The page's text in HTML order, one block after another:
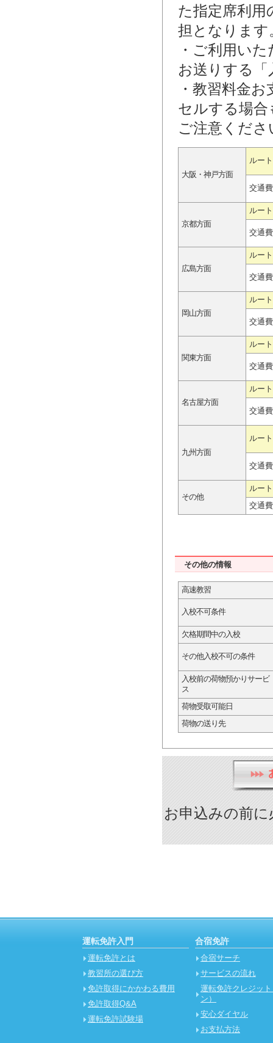
た指定席利用
担となります
・ご利用い
お送りする
・教習料金
セルする場
ご注意くださ
大阪・神戸方面
ルート
交通
京都方面
ルート
交通
広島方面
ルート
交通
岡山方面
ルート
交通
関東方面
ルート
交通
名古屋方面
ルート
交通
九州方面
ルート
交通
その他
ルート
交通
その他の情報
高速教習
入校不可条件
欠格期間中の入校
その他入校不可の条件
入校前の荷物預かりサービ
ス
荷物受取可能日
荷物の送り先
お申込みの前
運転免許入門
運転免許とは
教習所の選び方
免許取得にかかわる費用
免許取得Q&A
運転免許試験場
合宿免許
合宿サーチ
サービスの流れ
運転免許クレジッ
ン）
安心ダイヤル
お支払方法